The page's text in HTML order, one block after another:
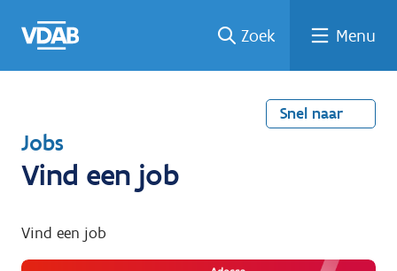
naar
een
een
job
naar
Zoek Menu
Snel naar
T
e
u
g
Jobs
Vind een job
Vind een job